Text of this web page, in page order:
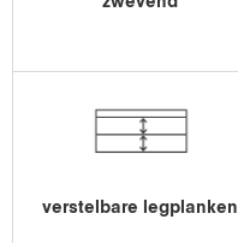
verstelbare legplanken